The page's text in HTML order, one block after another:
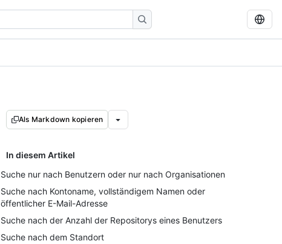
Als Markdown kopieren
In diesem Artikel
Suche nur nach Benutzern oder nur nach Organisationen
Suche nach Kontoname, vollständigem Namen oder
öffentlicher E-Mail-Adresse
Suche nach der Anzahl der Repositorys eines Benutzers
Suche nach dem Standort